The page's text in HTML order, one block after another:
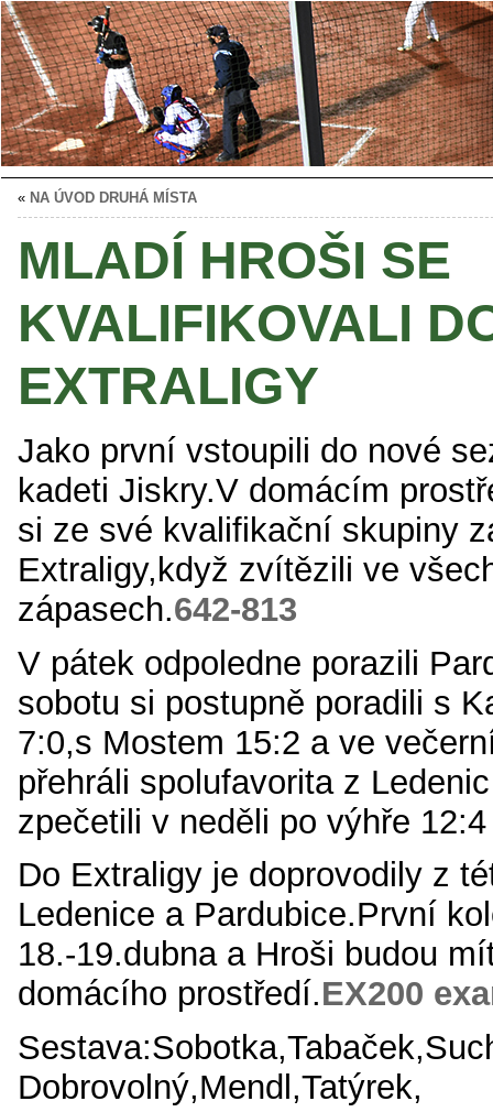
« NA ÚVOD DRUHÁ MÍSTA
MLADÍ HROŠI SE
KVALIFIKOVALI
EXTRALIGY
Jako první vstoupili do nové
kadeti Jiskry.V domácím
si ze své kvalifikační skupiny
Extraligy,když zvítězili ve
zápasech.642-813
V pátek odpoledne porazili
sobotu si postupně poradili s
7:0,s Mostem 15:2 a ve
přehráli spolufavorita z
zpečetili v neděli po výhře
Do Extraligy je doprovodily z
Ledenice a Pardubice.První
18.-19.dubna a Hroši budou
domácího prostředí.EX200
Dobrovolný,Mendl,Tatýrek,